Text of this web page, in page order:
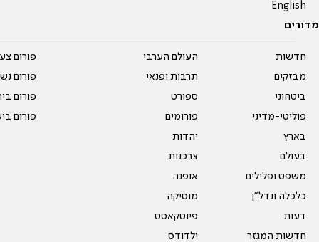
English
מדורים
חדשות
מבזקים
ביטחוני
פוליטי-מדיני
בארץ
בעולם
משפט ופלילים
כלכלה ונדל"ן
דעות
חדשות המגזר
העולם הערבי
תרבות ופנאי
ספורט
פורומים
יהדות
צרכנות
אופנה
מוסיקה
פיוטקאסט
ילדודס
פורום
פורום
פורום
פורום